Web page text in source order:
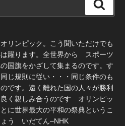
索
リンピック。こう聞いただけでも
躍ります。全世界から スポーツ
国旗をかざして集まるのです。す
じ規則に従い・・・同じ条件のも
です。遠く離れた国の人々が勝利
く親しみ合うのです オリンピッ
に世界最大の平和の祭典というこ
ょう いだてん–NHK